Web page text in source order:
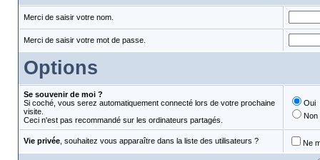
Merci de saisir votre nom.
Merci de saisir votre mot de passe.
Options
Se souvenir de moi ?
Si coché, vous serez automatiquement connecté lors de votre prochaine
visite.
Ceci n'est pas recommandé sur les ordinateurs partagés.
Oui
Non
Vie privée, souhaitez vous apparaître dans la liste des utilisateurs ? Ne